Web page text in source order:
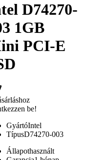
D74270-
1GB
PCI-E
be!
GyártóIntel
TípusD74270-003
Állapothasznált